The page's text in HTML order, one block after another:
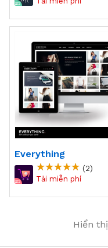
Everything
(2)
Hiển